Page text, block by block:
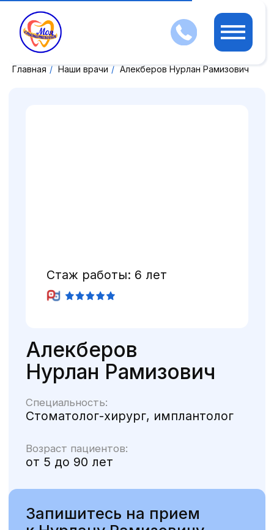
Главная / Наши врачи / Алекберов Нурлан Рамизович
Стоматолог-хирург, имплантолог
Запишитесь на прием
к Нурлану Рамизовичу
+7
конфиденциальности
ЗАПИСАТЬСЯ